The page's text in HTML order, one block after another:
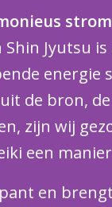
Shin Jyutsu
de bron,
zijn wij
een
en